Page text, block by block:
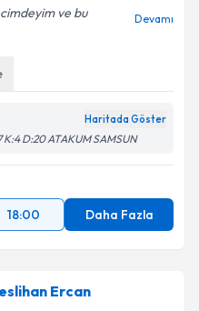
ve bu
Devamı
Haritada Göster
K:4 D:20 ATAKUM SAMSUN
18:00 Daha Fazla
Ercan